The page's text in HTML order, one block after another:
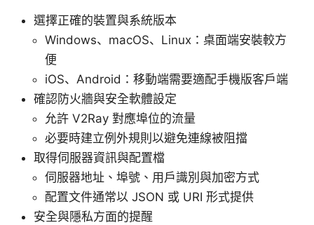
選擇正確的裝置與系統版本
Windows、macOS、Linux：桌面端安裝較方
便
iOS、Android：移動端需要適配手機版客戶端
確認防火牆與安全軟體設定
允許 V2Ray 對應埠位的流量
必要時建立例外規則以避免連線被阻擋
取得伺服器資訊與配置檔
伺服器地址、埠號、用戶識別與加密方式
配置文件通常以 JSON 或 URI 形式提供
安全與隱私方面的提醒